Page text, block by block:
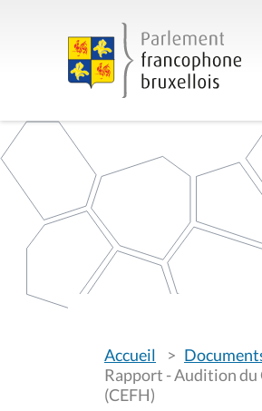
o
u
s
ê
Accueil
Rapport - Audition du
(CEFH)